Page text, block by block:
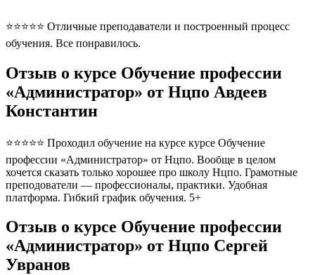
⭐⭐⭐⭐⭐ Отличные преподаватели и построенный процесс
обучения. Все понравилось.
Отзыв о курсе Обучение профессии
«Администратор» от Нцпо Авдеев
Константин
⭐⭐⭐⭐⭐ Проходил обучение на курсе курсе Обучение
профессии «Администратор» от Нцпо. Вообще в целом
хочется сказать только хорошее про школу Нцпо. Грамотные
преподователи — профессионалы, практики. Удобная
платформа. Гибкий график обучения. 5+
Отзыв о курсе Обучение профессии
«Администратор» от Нцпо Сергей
Увранов